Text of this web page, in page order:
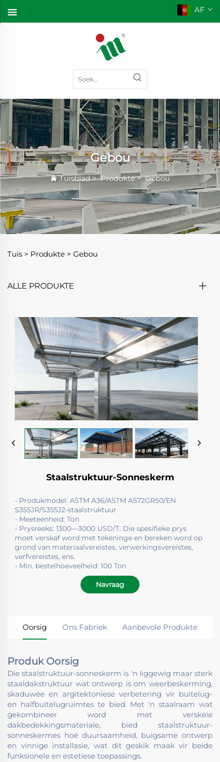
AF
Gebou
Tuisblad>Produkte>Gebou
Tuis > Produkte > Gebou
ALLE PRODUKTE
Staalstruktuur-Sonneskerm
- Produkmodel: ASTM A36/ASTM A572GR50/EN
S355JR/S355J2-staalstruktuur
- Meeteenheid: Ton
- Prysreeks: 1300—3000 USD/T. Die spesifieke prys
moet verskaf word met tekeninge en bereken word op
grond van materiaalvereistes, verwerkingsvereistes,
verfvereistes, ens.
- Min. bestelhoeveelheid: 100 Ton
Navraag
Oorsig Ons Fabriek Aanbevole Produkte
Produk Oorsig
Die staalstruktuur-sonneskerm is 'n liggewig maar sterk
staaldakstruktuur wat ontwerp is om weerbeskerming,
skaduwee en argitektoniese verbetering vir buitelug-
en halfbuitelugruimtes te bied. Met 'n staalraam wat
gekombineer word met verskeie
dakbedekkingsmateriale, bied staalstruktuur-
sonneskermes hoë duursaamheid, buigsame ontwerp
en vinnige installasie, wat dit geskik maak vir beide
funksionele en estetiese toepassings.